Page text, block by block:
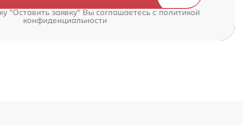
"Оставить заявку" Вы соглашаетесь cполитикой
конфиденциальности